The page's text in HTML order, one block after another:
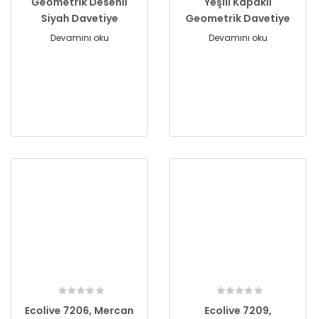
Siyah Davetiye
Devamını oku
Geometrik Davetiye
Devamını oku
Ecolive 7206, Mercan
Ecolive 7209,